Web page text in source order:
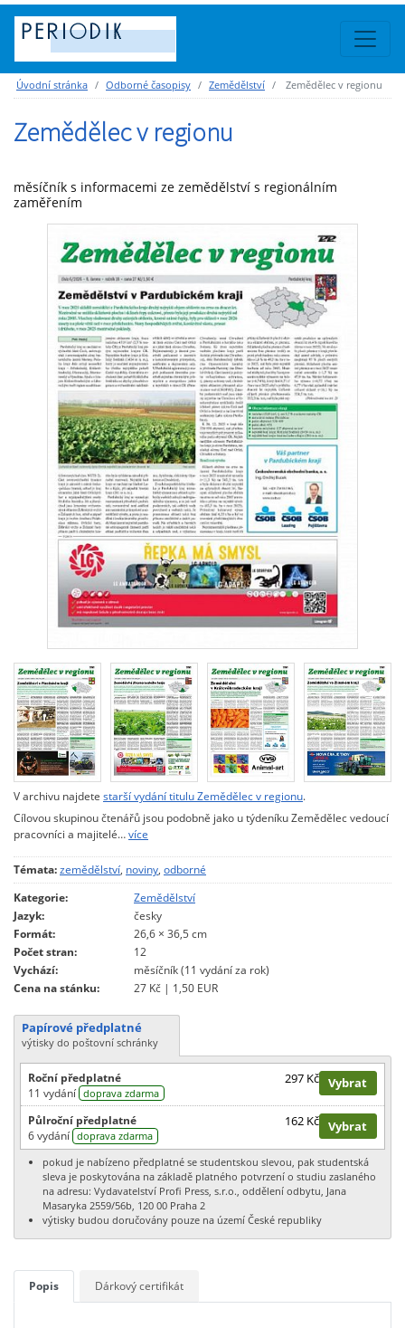
Úvodní stránka Odborné časopisy Zemědělství Zemědělec v regionu
Zemědělec v regionu
měsíčník s informacemi ze zemědělství s regionálním
zaměřením
V archivu najdete starší vydání titulu Zemědělec v regionu.
Cílovou skupinou čtenářů jsou podobně jako u týdeníku Zemědělec vedoucí
pracovníci a majitelé…více
Témata:zemědělství, noviny, odborné
Kategorie:
Zemědělství
Jazyk:
česky
Formát:
26,6 × 36,5 cm
Počet stran:
12
Vychází:
měsíčník (11 vydání za rok)
Cena na stánku:
27 Kč | 1,50 EUR
Papírové předplatné
výtisky do poštovní schránky
Roční předplatné
11 vydání doprava zdarma
297 Kč Vybrat
Půlroční předplatné
6 vydání doprava zdarma
162 Kč Vybrat
pokud je nabízeno předplatné se studentskou slevou, pak studentská
sleva je poskytována na základě platného potvrzení o studiu zaslaného
na adresu: Vydavatelství Profi Press, s.r.o., oddělení odbytu, Jana
Masaryka 2559/56b, 120 00 Praha 2
výtisky budou doručovány pouze na území České republiky
Popis Dárkový certifikát